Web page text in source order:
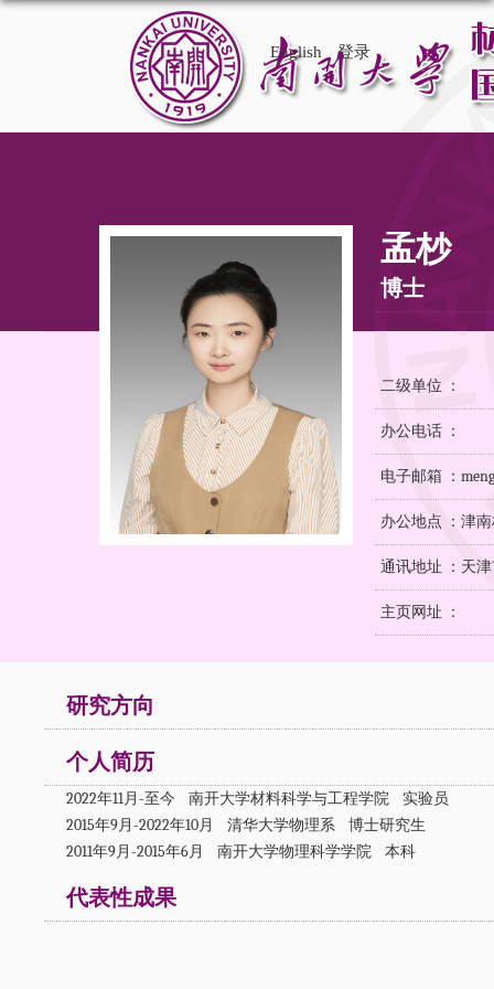
English 登录
孟杪
博士
二级单位 ：
办公电话 ：
电子邮箱 ：
办公地点 ：津
通讯地址 ：天
主页网址 ：
研究方向
个人简历
2022年11月-至今 南开大学材料科学与工程学院 实验员
2015年9月-2022年10月 清华大学物理系 博士研究生
2011年9月-2015年6月 南开大学物理科学学院 本科
代表性成果